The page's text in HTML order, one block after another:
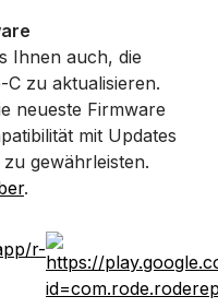
Ihnen auch, die
zu aktualisieren.
neueste Firmware
mit Updates
gewährleisten.
.